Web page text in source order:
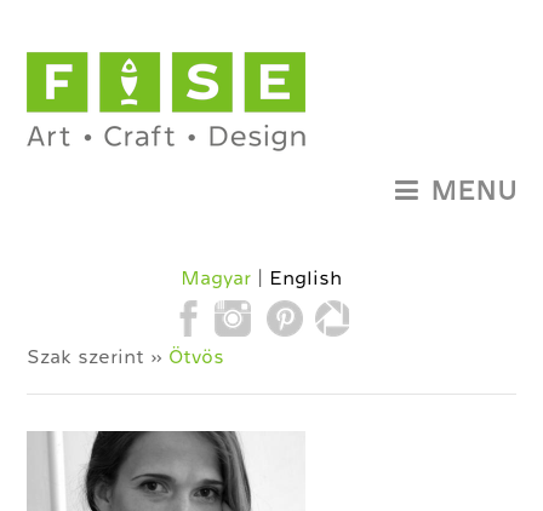
Magyar English
MENU
Szak szerint » Ötvös